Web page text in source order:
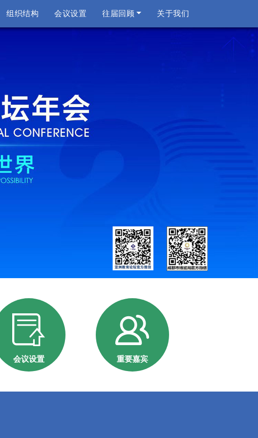
组织结构 会议设置 往届回顾 关于我们
会议设置 重要嘉宾